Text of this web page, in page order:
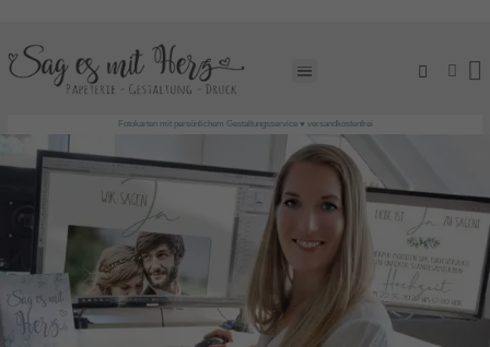
Fotokarten mit persönlichem Gestaltungsservice ♥ versandkostenfrei
EINLADUNGSKARTEN GESTALTEN LASSEN!